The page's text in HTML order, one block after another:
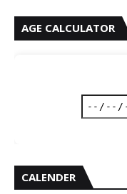
AGE CALCULATOR
CALENDER